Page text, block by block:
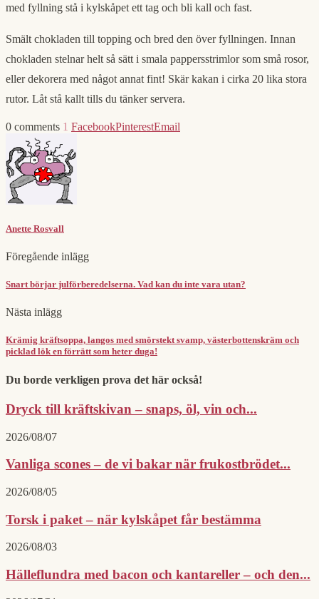
med fyllning stå i kylskåpet ett tag och bli kall och fast.
Smält chokladen till topping och bred den över fyllningen. Innan
chokladen stelnar helt så sätt i smala pappersstrimlor som små rosor,
eller dekorera med något annat fint! Skär kakan i cirka 20 lika stora
rutor. Låt stå kallt tills du tänker servera.
0 comments 1 FacebookPinterestEmail
Anette Rosvall
Föregående inlägg
Snart börjar julförberedelserna. Vad kan du inte vara utan?
Nästa inlägg
Krämig kräftsoppa, langos med smörstekt svamp, västerbottenskräm och
picklad lök en förrätt som heter duga!
Du borde verkligen prova det här också!
Dryck till kräftskivan – snaps, öl, vin och...
2026/08/07
Vanliga scones – de vi bakar när frukostbrödet...
2026/08/05
Torsk i paket – när kylskåpet får bestämma
2026/08/03
Hälleflundra med bacon och kantareller – och den...